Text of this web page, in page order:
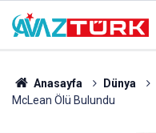
Anasayfa Dünya
McLean Ölü Bulundu